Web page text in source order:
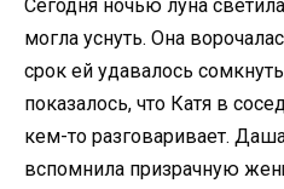
Сегодня ночью луна
могла уснуть. Она
срок ей удавалось
показалось, что Катя в
кем-то разговаривает.
вспомнила призрачную